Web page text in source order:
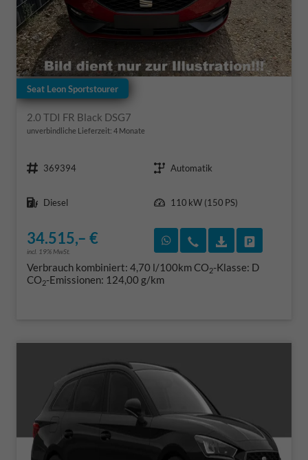
Seat Leon Sportstourer
2.0 TDI FR Black DSG7
unverbindliche Lieferzeit: 4 Monate
369394
Automatik
Diesel
110 kW (150 PS)
34.515,– €
incl. 19% MwSt.
Rückruf vereinbaren
Wir rufen Sie an
Verbrauch kombiniert: 4,70 l/100kmCO2-Klasse: D
CO2-Emissionen: 124,00 g/km